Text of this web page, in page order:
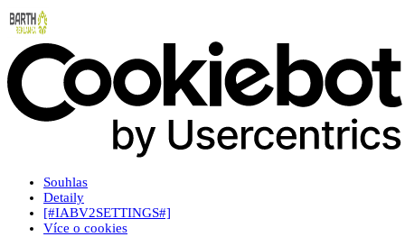
Souhlas
Detaily
[#IABV2SETTINGS#]
Více o cookies